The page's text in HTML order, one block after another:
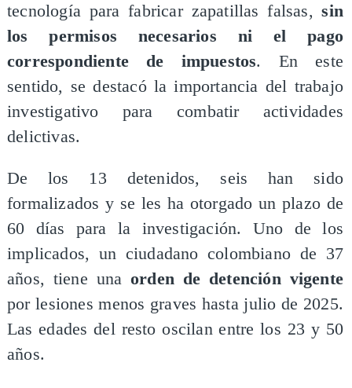
tecnología para fabricar zapatillas falsas,sin
los permisos necesarios ni el pago
correspondiente de impuestos. En este
sentido, se destacó la importancia del trabajo
investigativo para combatir actividades
delictivas.
De los 13 detenidos, seis han sido
formalizados y se les ha otorgado un plazo de
60 días para la investigación. Uno de los
implicados, un ciudadano colombiano de 37
años, tiene una orden de detención vigente
por lesiones menos graves hasta julio de 2025.
Las edades del resto oscilan entre los 23 y 50
años.